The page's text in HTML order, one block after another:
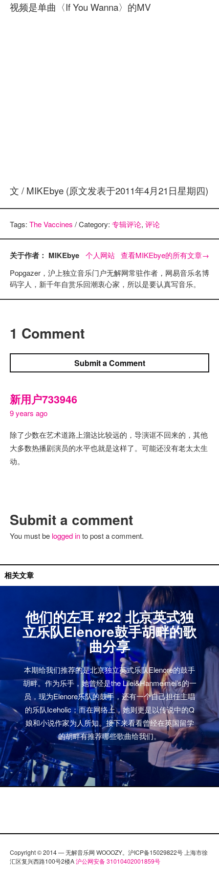
视频是单曲〈If You Wanna〉的MV
文 / MIKEbye (原文发表于2011年4月21日星期四)
Tags: The Vaccines / Category: 专辑评论, 评论
关于作者： MIKEbye 个人网站 查看MIKEbye的所有文章→
Popgazer，沪上独立音乐门户无解网常驻作者，网易音乐名博
码字人，新千年自赏乐回潮衷心家，所以是要认真写音乐。
1 Comment
Submit a Comment
新用户733946
9 years ago
除了少数在艺术道路上溜达比较远的，导演诓不回来的，其他
大多数热播剧演员的水平也就是这样了。可能还没有老太太生
动。
Submit a comment
You must be logged into post a comment.
相关文章
他们的左耳 #22 北京英式独
立乐队Elenore鼓手胡畔的歌
曲分享
本期给我们推荐的是北京独立英式乐队Elenore的鼓手
胡畔。作为乐手，她曾经是the Lilei&Hanmeimei’s的一
员，现为Elenore乐队的鼓手，还有一个自己担任主唱
的乐队Iceholic；而在网络上，她则更是以传说中的Q
娘和小说作家为人所知。接下来看看曾经在英国留学
的胡畔有推荐哪些歌曲给我们。
他们的左耳
Copyright © 2014 — 无解音乐网 WOOOZY。沪ICP备15029822号 上海市徐
汇区复兴西路100号2楼A沪公网安备 31010402001859号